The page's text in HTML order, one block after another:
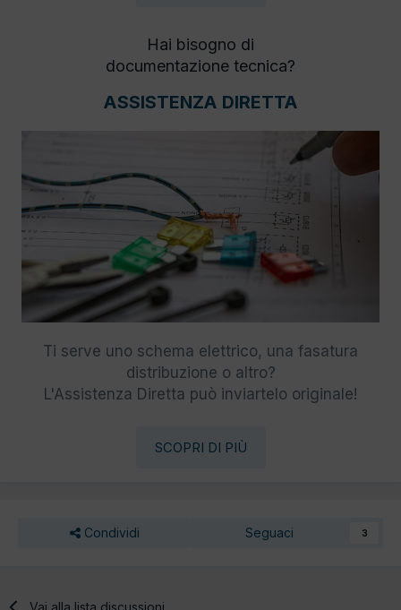
Hai bisogno di
documentazione tecnica?
ASSISTENZA DIRETTA
Ti serve uno schema elettrico, una fasatura
distribuzione o altro?
L'Assistenza Diretta può inviartelo originale!
SCOPRI DI PIÙ
Condividi Seguaci 3
Vai alla lista discussioni